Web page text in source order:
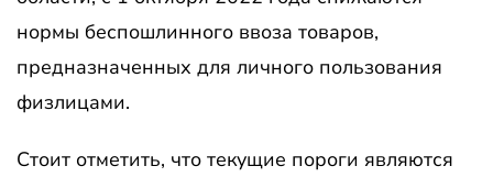
нормы беспошлинного ввоза товаров,
предназначенных для личного пользования
физлицами.
Стоит отметить, что текущие пороги являются